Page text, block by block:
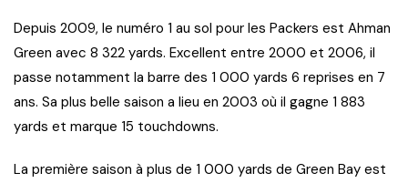
Depuis 2009, le numéro 1 au sol pour les Packers est Ahman
Green avec 8 322 yards. Excellent entre 2000 et 2006, il
passe notamment la barre des 1 000 yards 6 reprises en 7
ans. Sa plus belle saison a lieu en 2003 où il gagne 1 883
yards et marque 15 touchdowns.
La première saison à plus de 1 000 yards de Green Bay est